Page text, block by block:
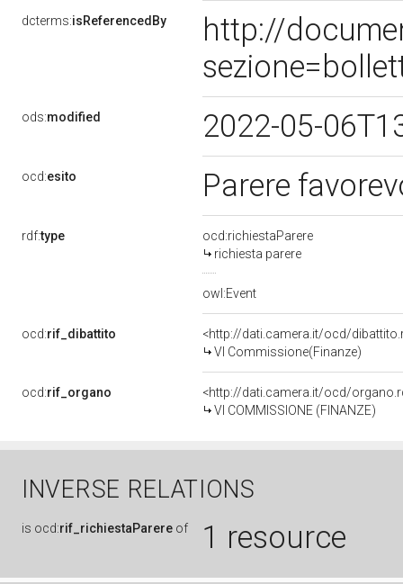
dcterms:isReferencedBy
http://
ods:modified 2022-05-
ocd:esito Parere
rdf:type
ocd:richiestaParere
richiesta parere
owl:Event
ocd:rif_dibattito
<http://dati.camera.it/ocd/
VI Commissione(Finanze)
ocd:rif_organo
<http://dati.camera.it/ocd/
VI COMMISSIONE (FINANZE)
INVERSE RELATIONS
is ocd:rif_richiestaParere of 1 resource